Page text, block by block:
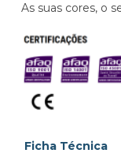
As suas cores, o
Ficha Técnica